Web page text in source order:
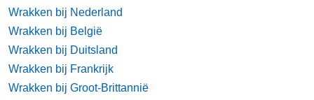
Wrakken bij Nederland
Wrakken bij België
Wrakken bij Duitsland
Wrakken bij Frankrijk
Wrakken bij Groot-Brittannië